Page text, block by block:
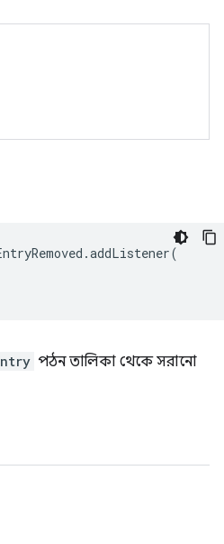
.addListener(
পঠন তালিকা থেকে সরানো